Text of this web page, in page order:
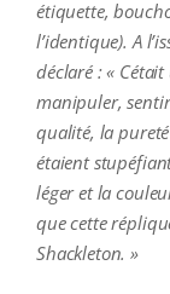
étiquette,
l’identique). A
déclaré : «
manipuler,
qualité, la
étaient
léger et la
que cette
Shackleton. »